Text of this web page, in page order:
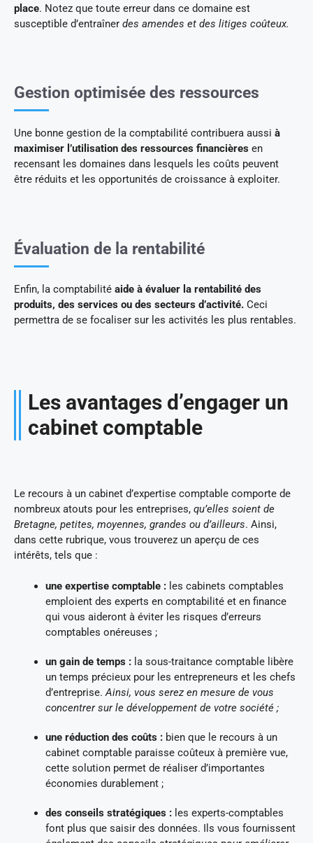
place. Notez que toute erreur dans ce domaine est
susceptible d’entraîner des amendes et des litiges coûteux.
Gestion optimisée des ressources
Une bonne gestion de la comptabilité contribuera aussi à
maximiser l’utilisation des ressources financières en
recensant les domaines dans lesquels les coûts peuvent
être réduits et les opportunités de croissance à exploiter.
Évaluation de la rentabilité
Enfin, la comptabilité aide à évaluer la rentabilité des
produits, des services ou des secteurs d’activité. Ceci
permettra de se focaliser sur les activités les plus rentables.
Les avantages d’engager un
cabinet comptable
Le recours à un cabinet d’expertise comptable comporte de
nombreux atouts pour les entreprises, qu’elles soient de
Bretagne, petites, moyennes, grandes ou d’ailleurs. Ainsi,
dans cette rubrique, vous trouverez un aperçu de ces
intérêts, tels que :
une expertise comptable : les cabinets comptables
emploient des experts en comptabilité et en finance
qui vous aideront à éviter les risques d’erreurs
comptables onéreuses ;
un gain de temps : la sous-traitance comptable libère
un temps précieux pour les entrepreneurs et les chefs
d’entreprise.Ainsi, vous serez en mesure de vous
concentrer sur le développement de votre société ;
une réduction des coûts : bien que le recours à un
cabinet comptable paraisse coûteux à première vue,
cette solution permet de réaliser d’importantes
économies durablement ;
des conseils stratégiques : les experts-comptables
font plus que saisir des données. Ils vous fournissent